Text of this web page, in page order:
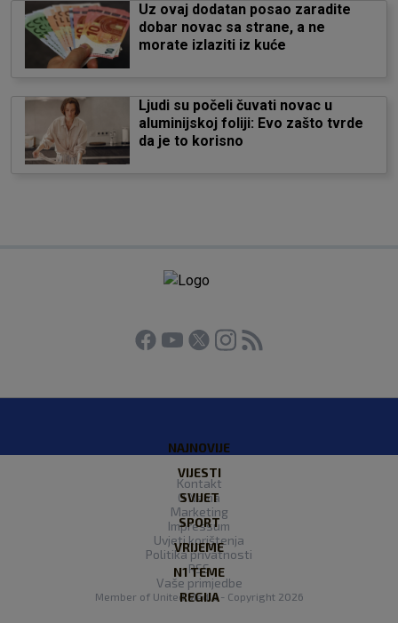
Uz ovaj dodatan posao zaradite
dobar novac sa strane, a ne
morate izlaziti iz kuće
Ljudi su počeli čuvati novac u
aluminijskoj foliji: Evo zašto tvrde
da je to korisno
NAJNOVIJE
VIJESTI
SVIJET
SPORT
VRIJEME
N1 TEME
REGIJA
Kontakt
O Nama
Marketing
Impressum
Uvjeti korištenja
Politika privatnosti
RSS
Vaše primjedbe
Member of United Media- Copyright 2026